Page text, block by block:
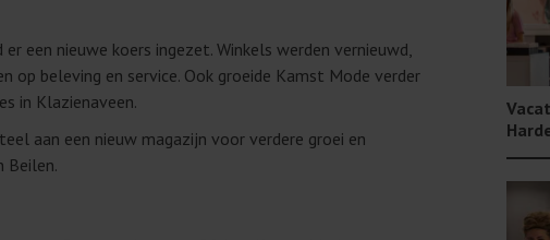
een nieuwe koers ingezet. Winkels werden vernieuwd,
beleving en service. Ook groeide Kamst Mode verder
in Klazienaveen.
aan een nieuw magazijn voor verdere groei en
Beilen.